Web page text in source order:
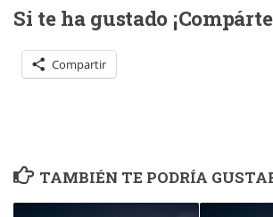
Si te ha gustado
Compartir
TAMBIÉN TE PODRÍA